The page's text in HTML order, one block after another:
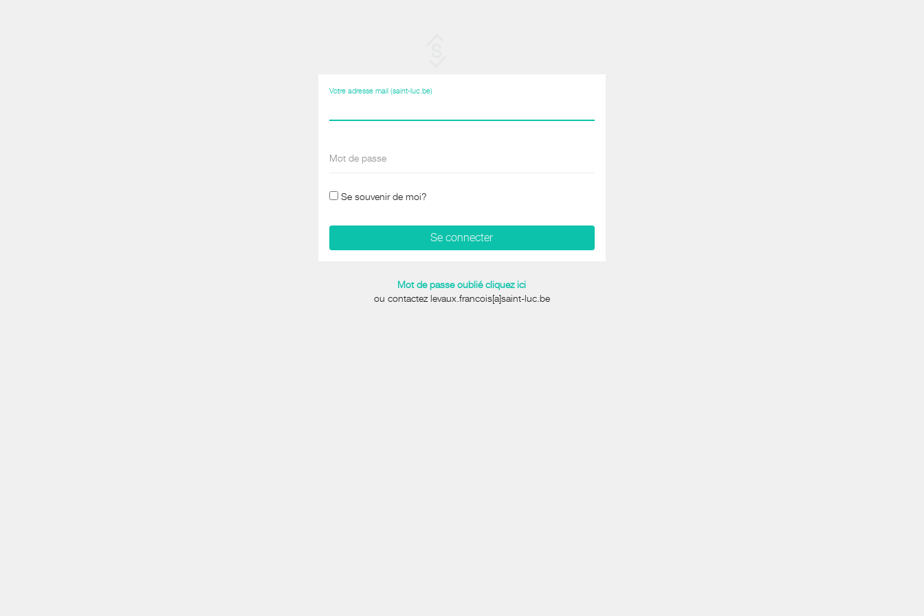
Votre adresse mail (saint-luc.be)
Mot de passe
Se souvenir de moi?
Mot de passe oublié cliquez ici
ou contactez levaux.francois[a]saint-luc.be